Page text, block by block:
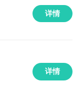
详情
详情